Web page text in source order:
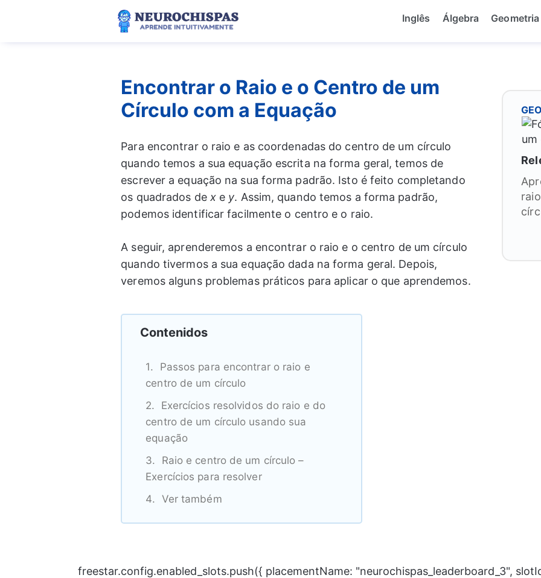
Inglês Álgebra Geometria
Encontrar o Raio e o Centro de um
Círculo com a Equação
Para encontrar o raio e as coordenadas do centro de um círculo
quando temos a sua equação escrita na forma geral, temos de
escrever a equação na sua forma padrão. Isto é feito completando
os quadrados de xe y. Assim, quando temos a forma padrão,
podemos identificar facilmente o centro e o raio.
A seguir, aprenderemos a encontrar o raio e o centro de um círculo
quando tivermos a sua equação dada na forma geral. Depois,
veremos alguns problemas práticos para aplicar o que aprendemos.
Contenidos
Passos para encontrar o raio e
centro de um círculo
Exercícios resolvidos do raio e do
centro de um círculo usando sua
equação
Raio e centro de um círculo –
Exercícios para resolver
Ver também
freestar.config.enabled_slots.push({ placementName: "neurochispas_leaderboard_3",